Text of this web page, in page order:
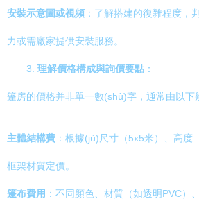
安裝示意圖或視頻 ：了解搭建的復雜程度，
力或需廠家提供安裝服務。
3. 理解價格構成與詢價要點 ：
篷房的價格并非單一數(shù)字，通常由以下
主體結構費 ：根據(jù)尺寸（5x5米）、高度
框架材質定價。
篷布費用 ：不同顏色、材質（如透明PVC）